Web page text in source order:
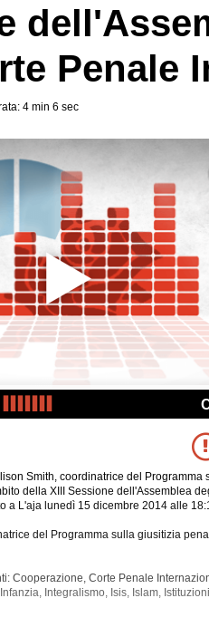
Penale
4 min 6 sec
Smith, coordinatrice del Programma
della XIII Sessione dell'Assemblea
a L'aja lunedì 15 dicembre 2014 alle
del Programma sulla giusitizia
Cooperazione, Corte Penale
Integralismo, Isis, Islam,